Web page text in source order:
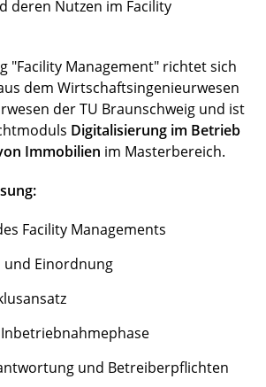
deren Nutzen im Facility
"Facility Management" richtet sich
dem Wirtschaftsingenieurwesen
der TU Braunschweig und ist
Digitalisierung im Betrieb
Immobilien im Masterbereich.
Facility Managements
Einordnung
und Betreiberpflichten